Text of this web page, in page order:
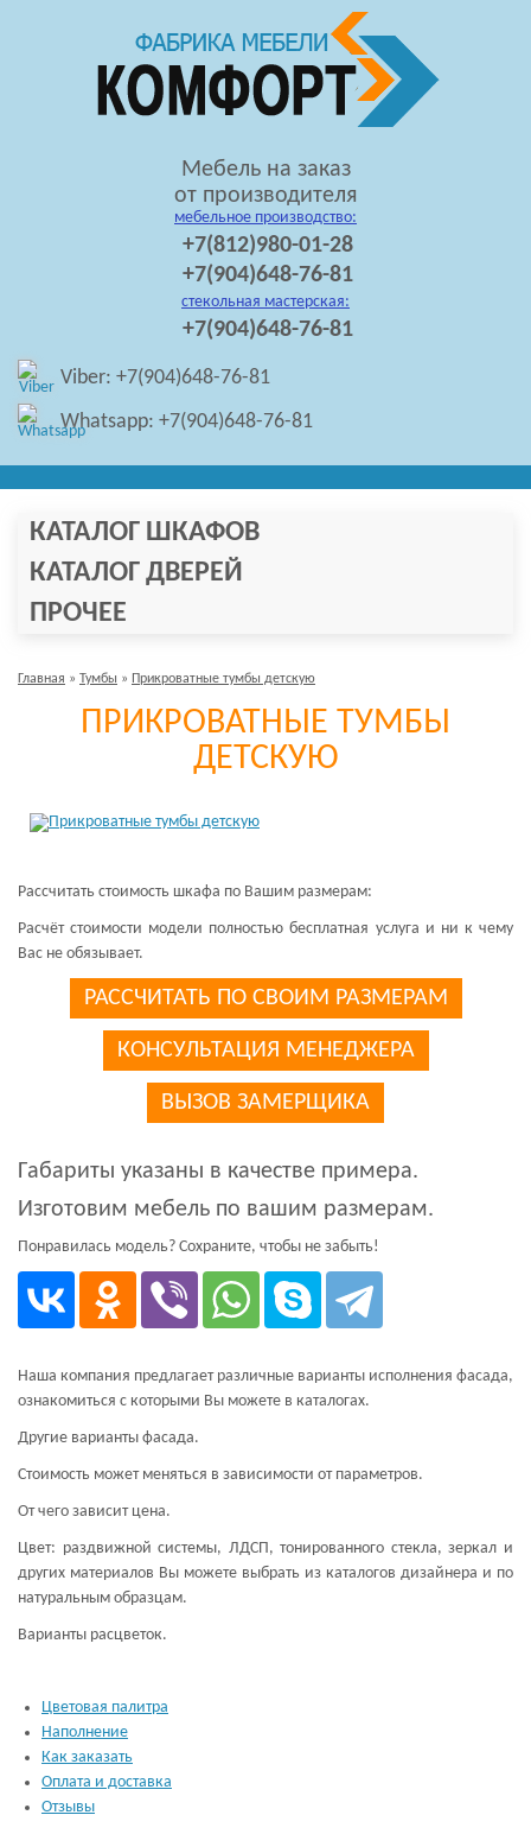
Мебель на заказ
от производителя
мебельное производство:
+7(812)980-01-28
+7(904)648-76-81
стекольная мастерская:
+7(904)648-76-81
Viber: +7(904)648-76-81
Whatsapp: +7(904)648-76-81
КАТАЛОГ ШКАФОВ
КАТАЛОГ ДВЕРЕЙ
ПРОЧЕЕ
Главная » Тумбы » Прикроватные тумбы детскую
ПРИКРОВАТНЫЕ ТУМБЫ
ДЕТСКУЮ
Рассчитать стоимость шкафа по Вашим размерам:
Расчёт стоимости модели полностью бесплатная услуга и ни к чему
Вас не обязывает.
РАССЧИТАТЬ ПО СВОИМ РАЗМЕРАМ
КОНСУЛЬТАЦИЯ МЕНЕДЖЕРА
ВЫЗОВ ЗАМЕРЩИКА
Габариты указаны в качестве примера.
Изготовим мебель по вашим размерам.
Понравилась модель? Сохраните, чтобы не забыть!
Наша компания предлагает различные варианты исполнения фасада,
ознакомиться с которыми Вы можете в каталогах.
Другие варианты фасада.
Стоимость может меняться в зависимости от параметров.
От чего зависит цена.
Цвет: раздвижной системы, ЛДСП, тонированного стекла, зеркал и
других материалов Вы можете выбрать из каталогов дизайнера и по
натуральным образцам.
Варианты расцветок.
Цветовая палитра
Наполнение
Как заказать
Оплата и доставка
Отзывы